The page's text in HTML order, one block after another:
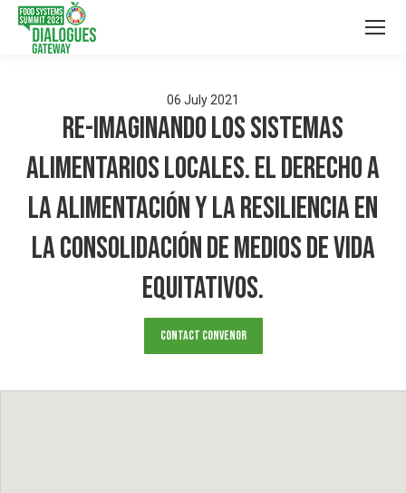
06 July 2021
Re-imaginando los sistemas
alimentarios locales. El derecho a
la alimentación y la resiliencia en
la consolidación de medios de vida
equitativos.
Contact Convenor